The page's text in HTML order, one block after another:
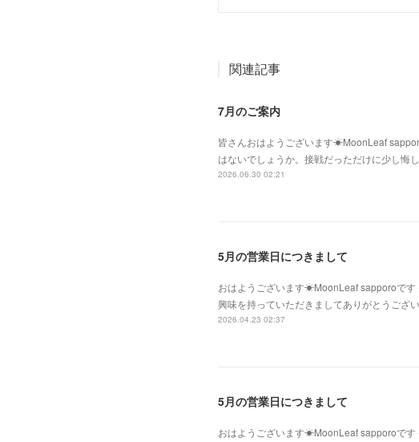
関連記事
7月のご案内
皆さんおはようございます☀MoonLeaf
はないでしょうか。接戦だっただけに少し悔
2026.06.30 02:21
5月の営業日につきまして
おはようございます☀MoonLeaf sapporoです
興味を持っていただきましてありがとうござ
2026.04.23 02:37
5月の営業日につきまして
おはようございます☀MoonLeaf sapporoです